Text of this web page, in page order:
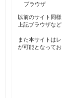
ブラウザ
以前のサイト同
上記ブラウザな
また本サイトは
が可能となってお